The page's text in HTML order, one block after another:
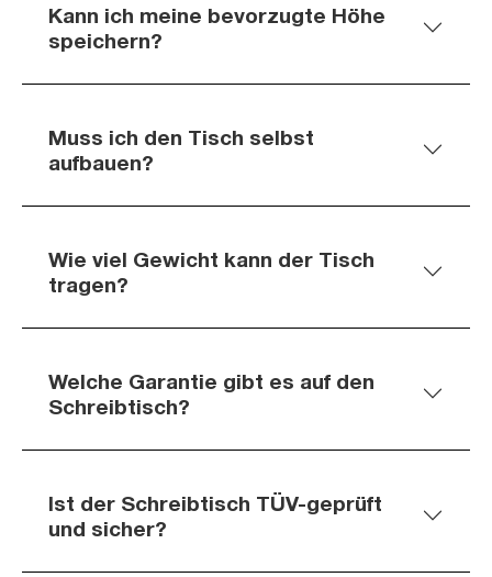
Kann ich meine bevorzugte Höhe
speichern?
Muss ich den Tisch selbst
aufbauen?
Wie viel Gewicht kann der Tisch
tragen?
Welche Garantie gibt es auf den
Schreibtisch?
Ist der Schreibtisch TÜV-geprüft
und sicher?